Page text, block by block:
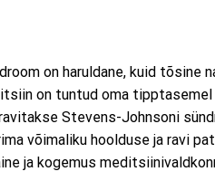
on haruldane, kuid tõsine
on tuntud oma
Stevens-Johnsoni
võimaliku hoolduse ja ravi
ja kogemus